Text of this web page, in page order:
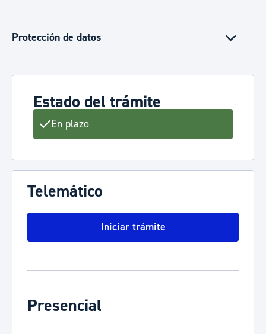
Protección de datos
Estado del trámite
En plazo
Telemático
Iniciar trámite
Presencial